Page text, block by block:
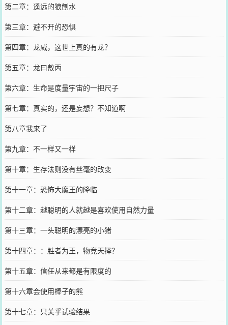
第二章：遥远的狼刨水
第三章：避不开的恐惧
第四章：龙威，这世上真的有龙？
第五章：龙曰敖丙
第六章：生命是度量宇宙的一把尺子
第七章：真实的，还是妄想？不知道啊
第八章我来了
第九章：不一样又一样
第十章：生存法则没有丝毫的改变
第十一章：恐怖大魔王的降临
第十二章：越聪明的人就越是喜欢使用自然力量
第十三章：一头聪明的漂亮的小猪
第十四章：：胜者为王，物竞天择？
第十五章：信任从来都是有限度的
第十六章会使用棒子的熊
第十七章：只关乎试验结果